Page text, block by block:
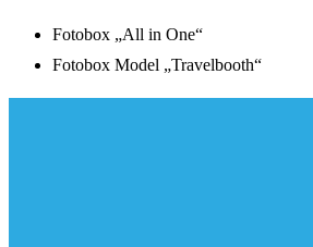
Fotobox „All in One“
Fotobox Model „Travelbooth“